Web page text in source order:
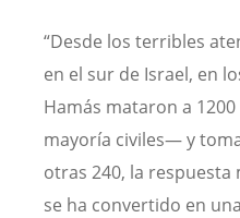
“Desde los terribles
en el sur de Israel, en
Hamás mataron a
mayoría civiles— y
otras 240, la respuesta
se ha convertido en